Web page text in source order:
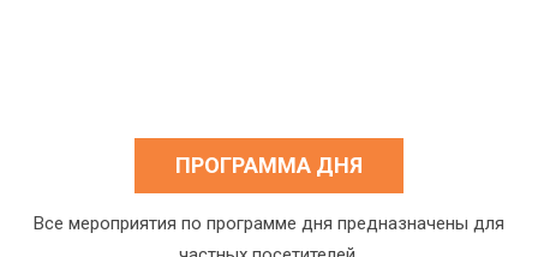
ПРОГРАММА ДНЯ
Все мероприятия по программе дня предназначены для